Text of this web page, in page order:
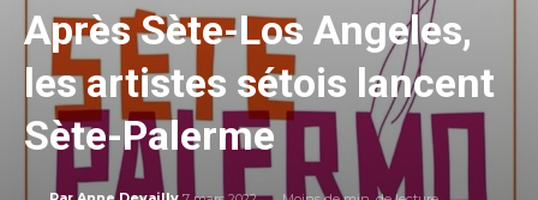
Après Sète-Los Angeles,
les artistes sétois lancent
Sète-Palerme